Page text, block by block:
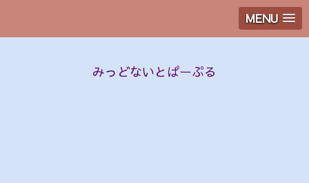
MENU
みっどないとぱーぷる